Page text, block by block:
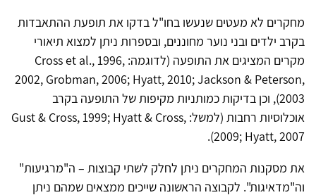
מחקרים לא מעטים שנעשו בחו"ל בדקו את תופעת ההתאבדות
בקרב ילדים ובני נוער מחוננים, ובספרות ניתן למצוא תיאורי
מקרים המציגים את התופעה (לדוגמה: Cross et al., 1996,
2002, Grobman, 2006; Hyatt, 2010; Jackson & Peterson,
2003), וכן בדיקות כמותניות מקיפות של התופעה בקרב
אוכלוסיות רחבות (למשל: Gust & Cross, 1999; Hyatt & Cross,
2009; Hyatt, 2007).
את מסקנות המחקרים ניתן לחלק לשתי קבוצות – ה"מרגיעות"
וה"מדאיגות". לקבוצה הראשונה שייכים ממצאים שמהם ניתן